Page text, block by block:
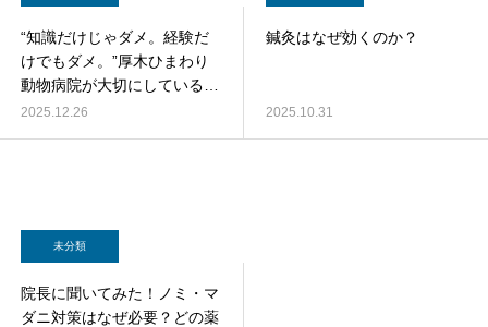
“知識だけじゃダメ。経験だ
けでもダメ。”厚木ひまわり
動物病院が大切にしている
スタッフ教育と専門性の育て
2025.12.26
鍼灸はなぜ効くのか？
2025.10.31
未分類
院長に聞いてみた！ノミ・マ
ダニ対策はなぜ必要？どの薬